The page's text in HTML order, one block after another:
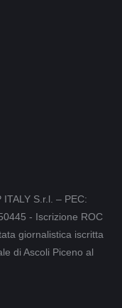
S.r.l. – PEC:
- Iscrizione ROC
giornalistica iscritta
di Ascoli Piceno al